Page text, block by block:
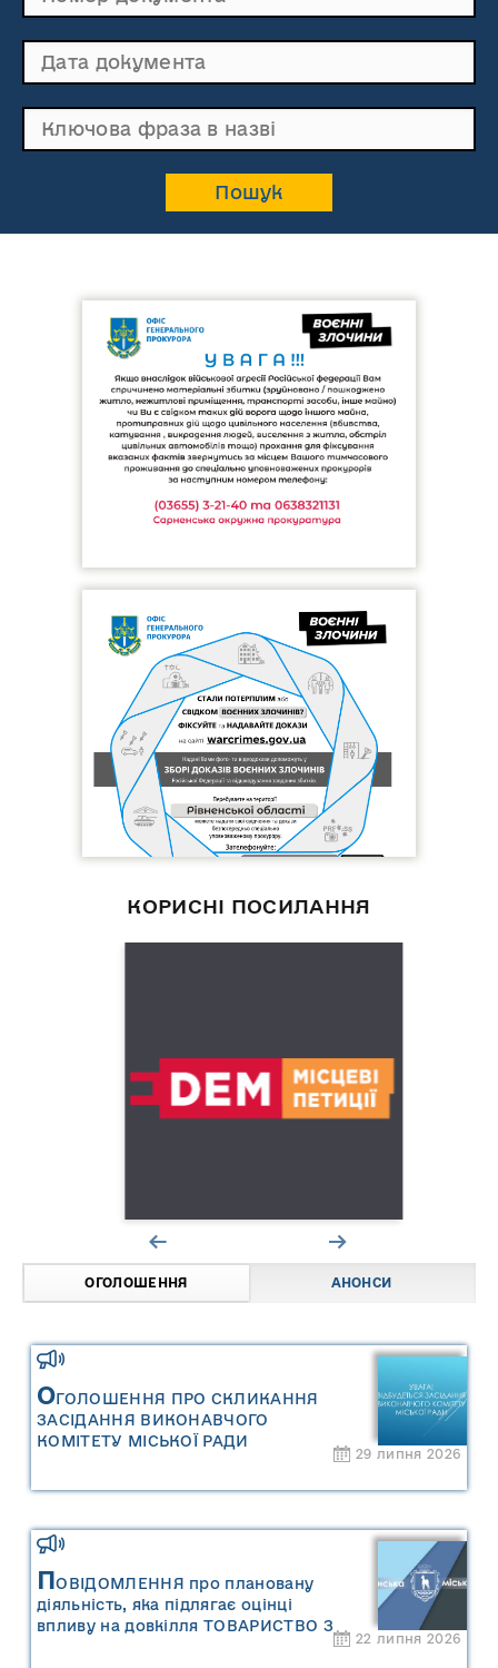
КОРИСНІ ПОСИЛАННЯ
ОГОЛОШЕННЯ АНОНСИ
ОГОЛОШЕННЯ ПРО СКЛИКАННЯ
ЗАСІДАННЯ ВИКОНАВЧОГО
КОМІТЕТУ МІСЬКОЇ РАДИ
29 липня 2026
ПОВІДОМЛЕННЯ про плановану
діяльність, яка підлягає оцінці
впливу на довкілля ТОВАРИСТВО З
22 липня 2026